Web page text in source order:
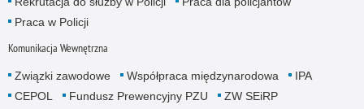
Praca w Policji
Komunikacja Wewnętrzna
Związki zawodowe Współpraca międzynarodowa
IPA
CEPOL
Fundusz Prewencyjny PZU
ZW SEiRP